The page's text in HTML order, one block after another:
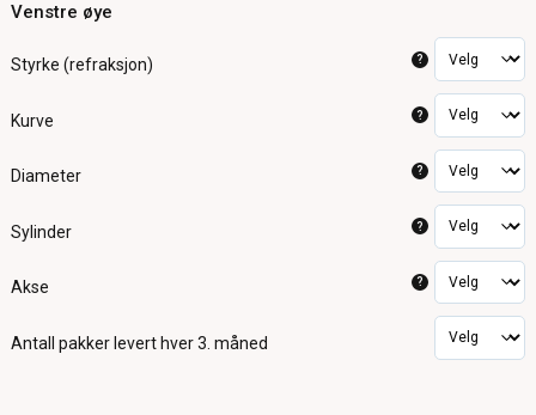
Venstre øye
Styrke (refraksjon) ?
Kurve ?
Diameter ?
Sylinder ?
Akse ?
Antall pakker levert hver 3. måned